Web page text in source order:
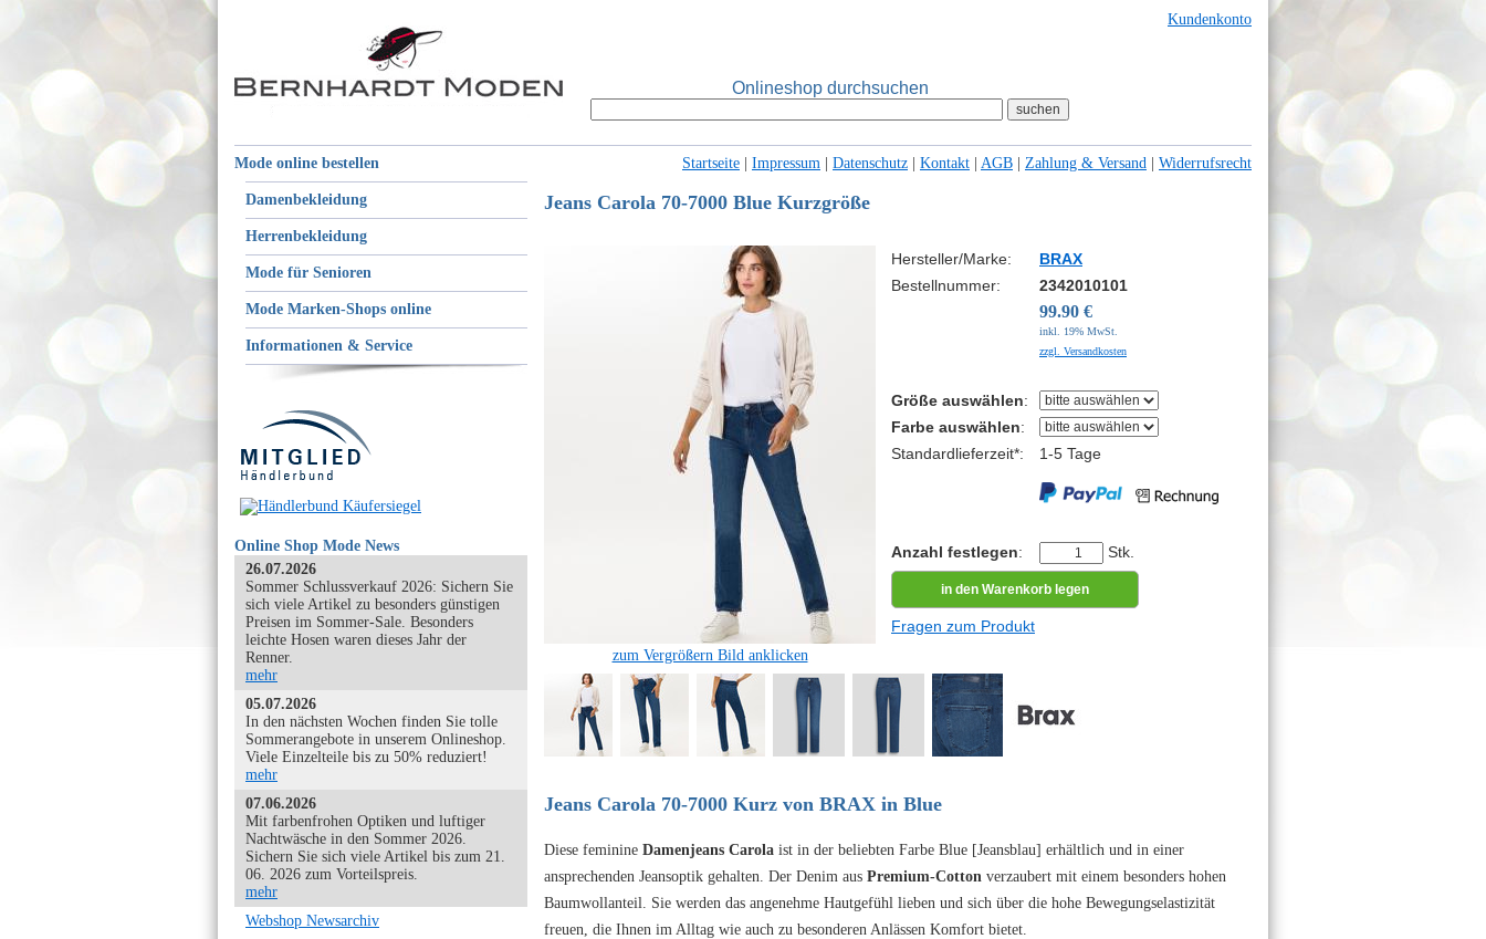
Onlineshop durchsuchen
Kundenkonto
Mode online bestellen
Damenbekleidung
Herrenbekleidung
Mode für Senioren
Mode Marken-Shops online
Informationen & Service
Online Shop Mode News
26.07.2026
Sommer Schlussverkauf 2026: Sichern Sie
sich viele Artikel zu besonders günstigen
Preisen im Sommer-Sale. Besonders
leichte Hosen waren dieses Jahr der
Renner.
mehr
05.07.2026
In den nächsten Wochen finden Sie tolle
Sommerangebote in unserem Onlineshop.
Viele Einzelteile bis zu 50% reduziert!
mehr
07.06.2026
Mit farbenfrohen Optiken und luftiger
Nachtwäsche in den Sommer 2026.
Sichern Sie sich viele Artikel bis zum 21.
06. 2026 zum Vorteilspreis.
mehr
Webshop Newsarchiv
Startseite Impressum Datenschutz Kontakt AGB Zahlung & Versand Widerrufsrecht
Jeans Carola 70-7000 Blue Kurzgröße
zum Vergrößern Bild anklicken
Hersteller/Marke:
BRAX
Bestellnummer:
2342010101
99.90 €
inkl. 19% MwSt.
zzgl. Versandkosten
Größe auswählen:
Farbe auswählen:
Standardlieferzeit*:
1-5 Tage
Anzahl festlegen: Stk.
Fragen zum Produkt
Jeans Carola 70-7000 Kurz von BRAX in Blue
Diese feminine Damenjeans Carola ist in der beliebten Farbe Blue [Jeansblau] erhältlich und in einer
ansprechenden Jeansoptik gehalten. Der Denim aus Premium-Cotton verzaubert mit einem besonders hohen
Baumwollanteil. Sie werden das angenehme Hautgefühl lieben und sich über die hohe Bewegungselastizität
freuen, die Ihnen im Alltag wie auch zu besonderen Anlässen Komfort bietet.